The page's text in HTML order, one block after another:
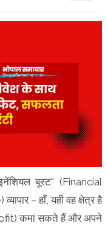
बूस्ट" (Financial
– हाँ, यही वह क्षेत्र है
कमा सकते हैं और अपने